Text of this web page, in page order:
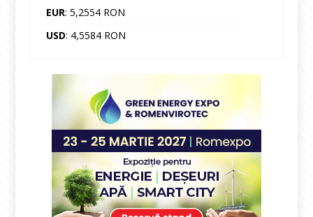
EUR: 5,2554 RON
USD: 4,5584 RON